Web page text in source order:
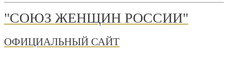
"СОЮЗ ЖЕНЩИН РОССИИ"
ОФИЦИАЛЬНЫЙ САЙТ